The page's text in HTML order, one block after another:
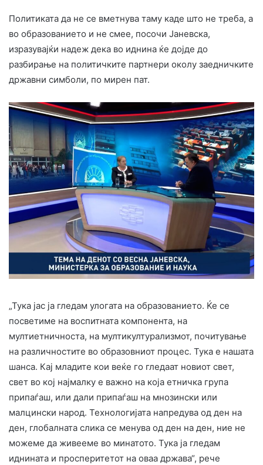
Политиката да не се вметнува таму каде што не треба, а
во образованието и не смее, посочи Јаневска,
изразувајќи надеж дека во иднина ќе дојде до
разбирање на политичките партнери околу заедничките
државни симболи, по мирен пат.
„Тука јас ја гледам улогата на образованието. Ќе се
посветиме на воспитната компонента, на
мултиетничноста, на мултикултурализмот, почитување
на различностите во образовниот процес. Тука е нашата
шанса. Кај младите кои веќе го гледаат новиот свет,
свет во кој најмалку е важно на која етничка група
припаѓаш, или дали припаѓаш на мнозински или
малцински народ. Технологијата напредува од ден на
ден, глобалната слика се менува од ден на ден, ние не
можеме да живееме во минатото. Тука ја гледам
иднината и просперитетот на оваа држава“, рече